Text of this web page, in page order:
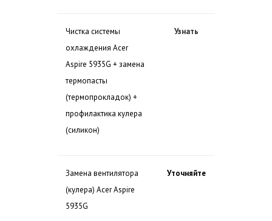
Чистка системы
охлаждения Acer
Aspire 5935G + замена
термопасты
(термопрокладок) +
профилактика кулера
(силикон)
Узнать
Замена вентилятора
(кулера) Acer Aspire
5935G
Уточняйте